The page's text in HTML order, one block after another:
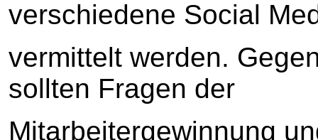
verschiedene Social
vermittelt werden.
sollten Fragen der
Mitarbeitergewinnung